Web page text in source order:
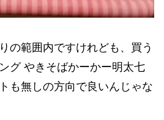
の範囲内ですけれども、買う
グ やきそばかーかー明太七
も無しの方向で良いんじゃな